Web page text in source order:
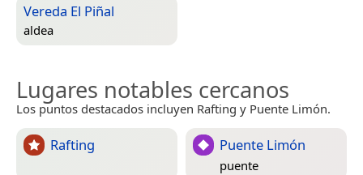
Vereda El Piñal
aldea
Lugares notables cercanos
Los puntos destacados incluyen Rafting y Puente Limón.
Rafting Puente Limón
puente